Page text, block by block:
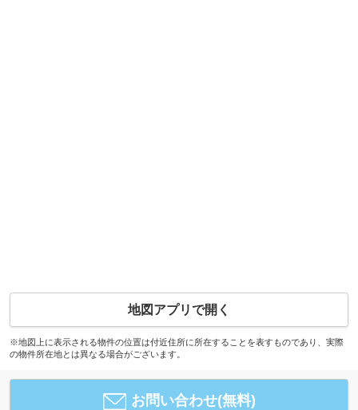
地図アプリで開く
※地図上に表示される物件の位置は付近住所に所在することを表すものであり、実際
の物件所在地とは異なる場合がございます。
お問い合わせ(無料)